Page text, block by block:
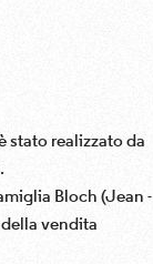
stato realizzato da
Bloch (Jean -
vendita